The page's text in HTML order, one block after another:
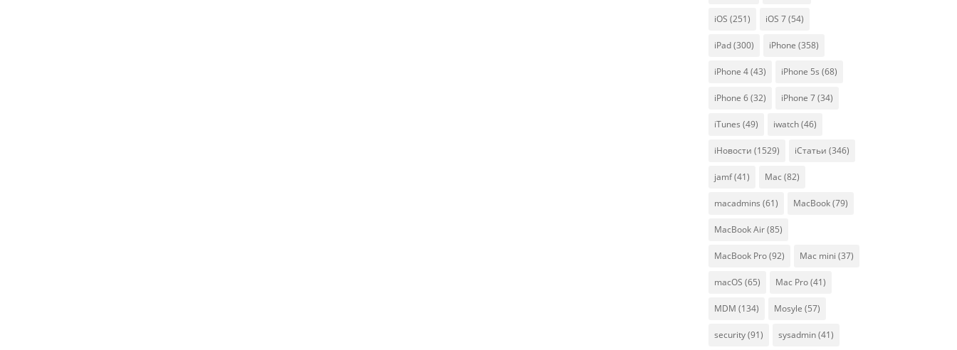
iOS (251) iOS 7(54)
iPad(300) iPhone (358)
iPhone 4(43) iPhone 5s (68)
iPhone 6(32) iPhone 7(34)
iTunes (49) iwatch(46)
iНовости (1529) iСтатьи (346)
jamf(41) Mac (82)
macadmins (61) MacBook(79)
MacBook Air(85)
MacBook Pro(92) Mac mini (37)
macOS (65) Mac Pro(41)
MDM (134) Mosyle (57)
security(91) sysadmin(41)